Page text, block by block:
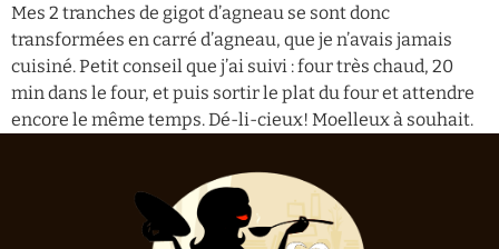
Mes 2 tranches de gigot d’agneau se sont donc
transformées en carré d’agneau, que je n’avais jamais
cuisiné. Petit conseil que j’ai suivi : four très chaud, 20
min dans le four, et puis sortir le plat du four et attendre
encore le même temps. Dé-li-cieux! Moelleux à souhait.